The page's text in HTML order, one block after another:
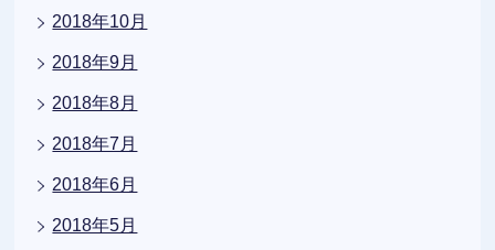
2018年10月
2018年9月
2018年8月
2018年7月
2018年6月
2018年5月